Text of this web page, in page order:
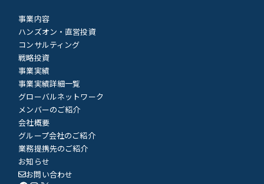
事業内容
ハンズオン・直営投資
コンサルティング
戦略投資
事業実績
事業実績詳細一覧
グローバルネットワーク
メンバーのご紹介
会社概要
グループ会社のご紹介
業務提携先のご紹介
お知らせ
お問い合わせ